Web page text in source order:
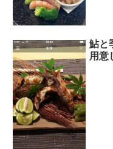
鮎と
用意